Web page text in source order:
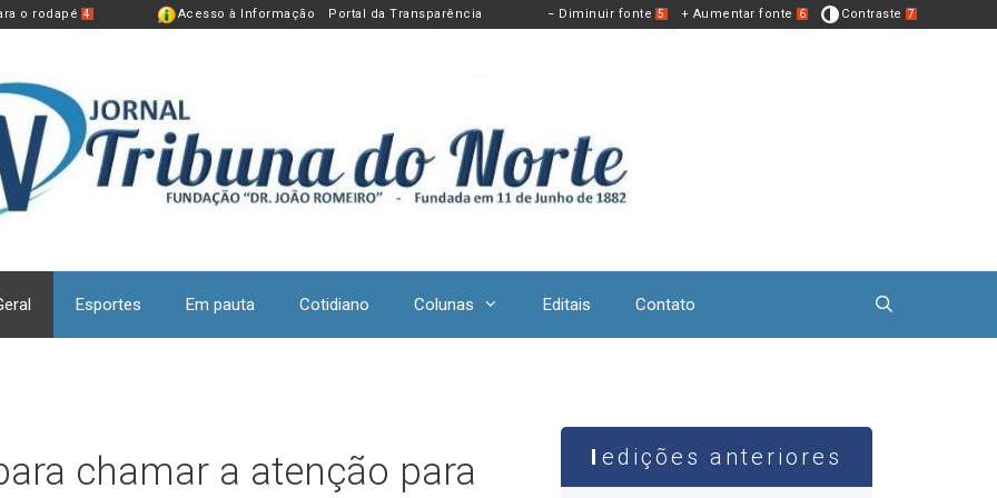
o rodapé 4 Acesso à Informação Portal da Transparência − Diminuir fonte 5 + Aumentar fonte 6 Contraste 7
Esportes Em pauta Cotidiano Colunas Editais Contato
chamar a atenção para
edições anteriores